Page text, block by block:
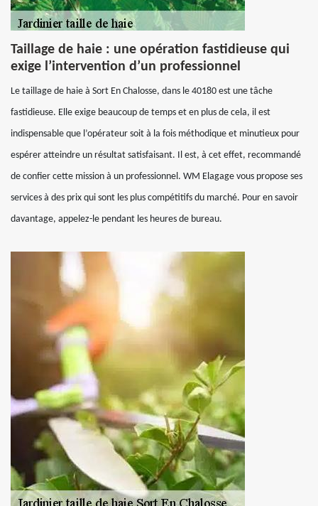
Taillage de haie : une opération fastidieuse qui
exige l’intervention d’un professionnel
Le taillage de haie à Sort En Chalosse, dans le 40180 est une tâche
fastidieuse. Elle exige beaucoup de temps et en plus de cela, il est
indispensable que l’opérateur soit à la fois méthodique et minutieux pour
espérer atteindre un résultat satisfaisant. Il est, à cet effet, recommandé
de confier cette mission à un professionnel. WM Elagage vous propose ses
services à des prix qui sont les plus compétitifs du marché. Pour en savoir
davantage, appelez-le pendant les heures de bureau.